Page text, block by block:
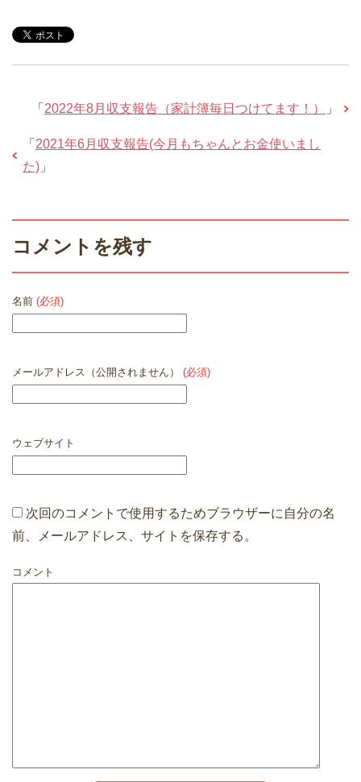
「 2022年8月収支報告（家計簿毎日つけてます！） 」
「 2021年6月収支報告(今月もちゃんとお金使いまし
た) 」
コメントを残す
名前 (必須)
メールアドレス（公開されません） (必須)
ウェブサイト
次回のコメントで使用するためブラウザーに自分の名
前、メールアドレス、サイトを保存する。
コメント